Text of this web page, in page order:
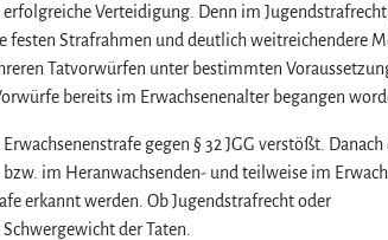
erfolgreiche Verteidigung. Denn im
festen Strafrahmen und deutlich weitreichendere
Tatvorwürfen unter bestimmten
bereits im Erwachsenenalter begangen
gegen § 32 JGG verstößt.
im Heranwachsenden- und teilweise im
erkannt werden. Ob Jugendstrafrecht oder
der Taten.